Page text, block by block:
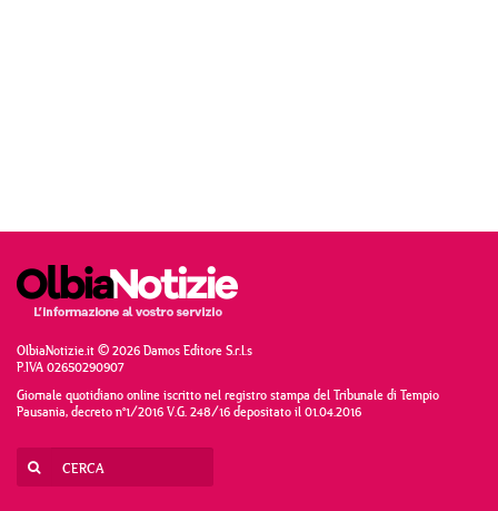
OlbiaNotizie.it © 2026 Damos Editore S.r.l.s
P.IVA 02650290907
Giornale quotidiano online iscritto nel registro stampa del Tribunale di Tempio
Pausania, decreto n°1/2016 V.G. 248/16 depositato il 01.04.2016